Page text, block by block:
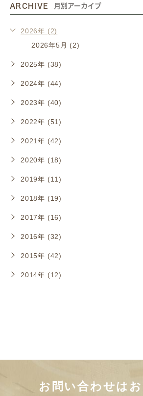
ARCHIVE 月別アーカイブ
2026年 (2)
2026年5月 (2)
2025年 (38)
2024年 (44)
2023年 (40)
2022年 (51)
2021年 (42)
2020年 (18)
2019年 (11)
2018年 (19)
2017年 (16)
2016年 (32)
2015年 (42)
2014年 (12)
お問い合わせは